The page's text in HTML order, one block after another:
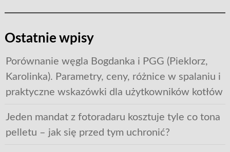
Ostatnie wpisy
Porównanie węgla Bogdanka i PGG (Pieklorz,
Karolinka). Parametry, ceny, różnice w spalaniu i
praktyczne wskazówki dla użytkowników kotłów
Jeden mandat z fotoradaru kosztuje tyle co tona
pelletu – jak się przed tym uchronić?